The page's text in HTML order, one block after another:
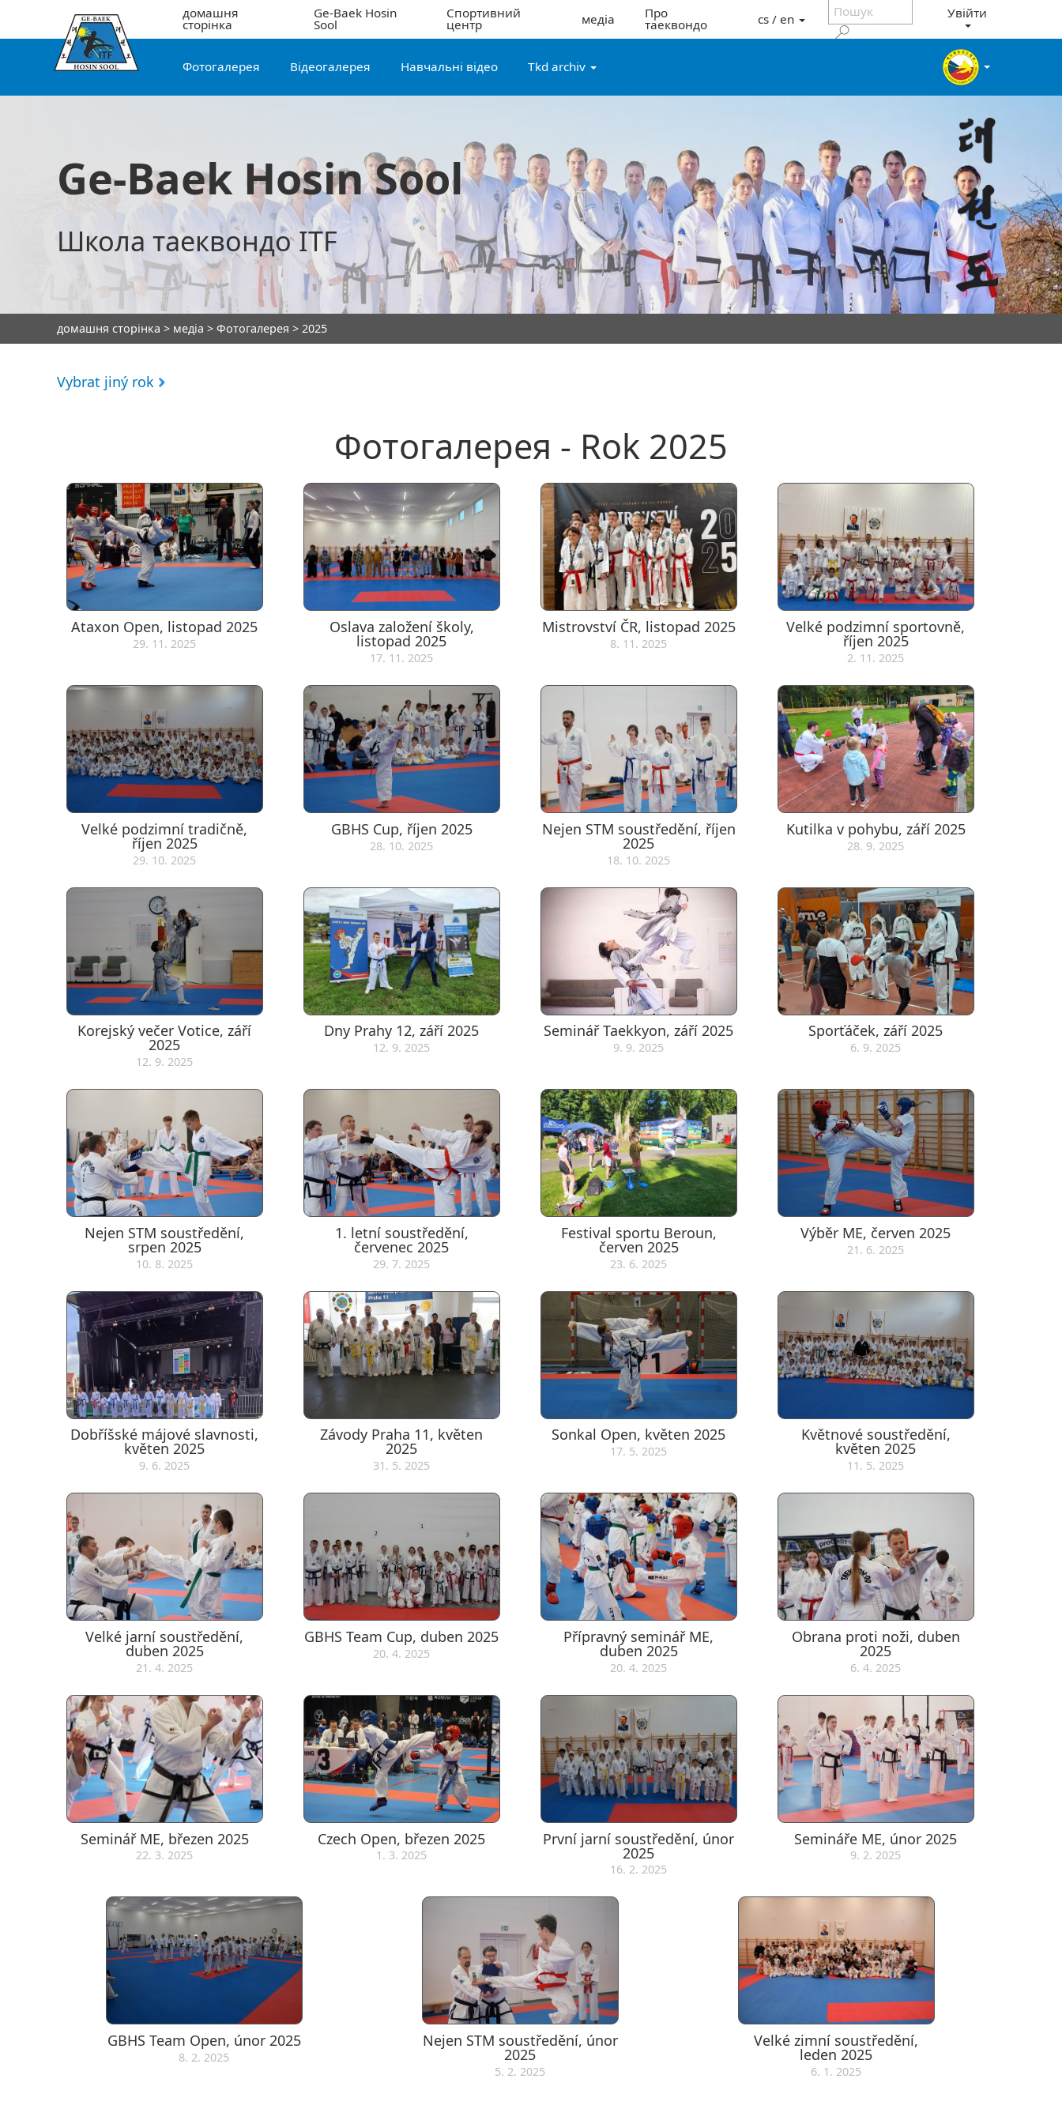
домашня
сторінка
Ge-Baek Hosin
Sool
Спортивний
центр медіа Про
таеквондо cs / en Увійти
Фотогалерея Відеогалерея Навчальні відео Tkd archiv
Ge-Baek Hosin Sool
Школа таеквондо ITF
домашня сторінка > медіа > Фотогалерея > 2025
Vybrat jiný rok
Фотогалерея - Rok 2025
Ataxon Open, listopad 2025
29. 11. 2025
Oslava založení školy,
listopad 2025
17. 11. 2025
Mistrovství ČR, listopad 2025
8. 11. 2025
Velké podzimní sportovně,
říjen 2025
2. 11. 2025
Velké podzimní tradičně,
říjen 2025
29. 10. 2025
GBHS Cup, říjen 2025
28. 10. 2025
Nejen STM soustředění, říjen
2025
18. 10. 2025
Kutilka v pohybu, září 2025
28. 9. 2025
Korejský večer Votice, září
2025
12. 9. 2025
Dny Prahy 12, září 2025
12. 9. 2025
Seminář Taekkyon, září 2025
9. 9. 2025
Sporťáček, září 2025
6. 9. 2025
Nejen STM soustředění,
srpen 2025
10. 8. 2025
1. letní soustředění,
červenec 2025
29. 7. 2025
Festival sportu Beroun,
červen 2025
23. 6. 2025
Výběr ME, červen 2025
21. 6. 2025
Dobříšské májové slavnosti,
květen 2025
9. 6. 2025
Závody Praha 11, květen
2025
31. 5. 2025
Sonkal Open, květen 2025
17. 5. 2025
Květnové soustředění,
květen 2025
11. 5. 2025
Velké jarní soustředění,
duben 2025
21. 4. 2025
GBHS Team Cup, duben 2025
20. 4. 2025
Přípravný seminář ME,
duben 2025
20. 4. 2025
Obrana proti noži, duben
2025
6. 4. 2025
Seminář ME, březen 2025
22. 3. 2025
Czech Open, březen 2025
1. 3. 2025
První jarní soustředění, únor
2025
16. 2. 2025
Semináře ME, únor 2025
9. 2. 2025
GBHS Team Open, únor 2025
8. 2. 2025
Nejen STM soustředění, únor
2025
5. 2. 2025
Velké zimní soustředění,
leden 2025
6. 1. 2025